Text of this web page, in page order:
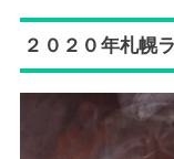
２０２０年札幌